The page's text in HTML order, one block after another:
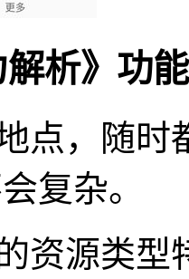
解析》功
点，随时
复杂。
资源类